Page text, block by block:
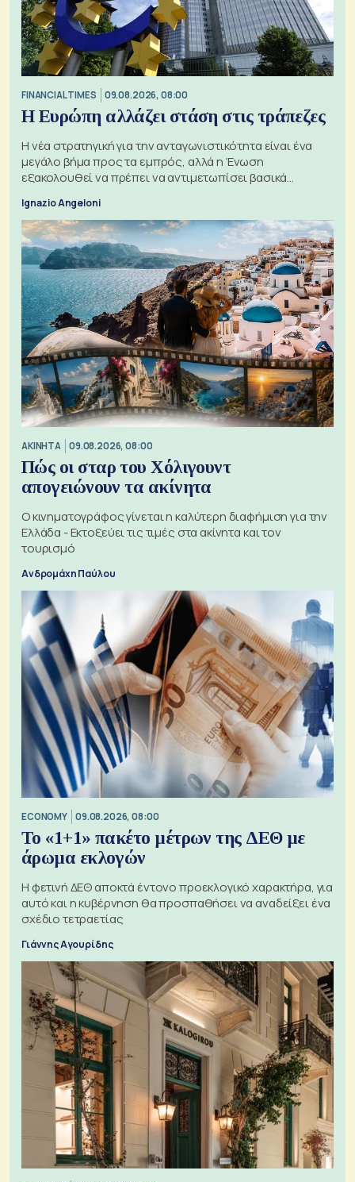
FINANCIAL TIMES 09.08.2026, 08:00
Η Ευρώπη αλλάζει στάση στις τράπεζες
Η νέα στρατηγική για την ανταγωνιστικότητα είναι ένα
μεγάλο βήμα προς τα εμπρός, αλλά η Ένωση
εξακολουθεί να πρέπει να αντιμετωπίσει βασικά
Ignazio Angeloni
ΑΚΙΝΗΤΑ 09.08.2026, 08:00
Πώς οι σταρ του Χόλιγουντ
απογειώνουν τα ακίνητα
Ο κινηματογράφος γίνεται η καλύτερη διαφήμιση για την
Ελλάδα - Εκτοξεύει τις τιμές στα ακίνητα και τον
τουρισμό
Ανδρομάχη Παύλου
ECONOMY 09.08.2026, 08:00
Το «1+1» πακέτο μέτρων της ΔΕΘ με
άρωμα εκλογών
Η φετινή ΔΕΘ αποκτά έντονο προεκλογικό χαρακτήρα, για
αυτό και η κυβέρνηση θα προσπαθήσει να αναδείξει ένα
σχέδιο τετραετίας
Γιάννης Αγουρίδης